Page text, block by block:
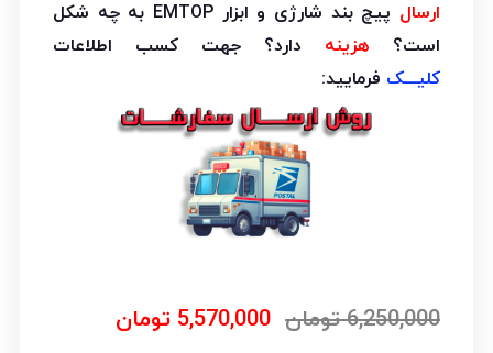
ارسال
پیچ بند شارژی و ابزار EMTOP به چه شکل
است؟ هزینه دارد؟ جهت کسب اطلاعات
کلیـــک فرمایید:
6,250,000 تومان 5,570,000 تومان